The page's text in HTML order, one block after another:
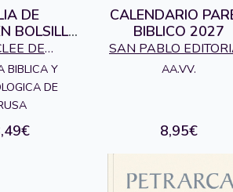
DE
BOLSILLO
0
DE
S.A.,
BIBLICA Y
DE
CALENDARIO
BIBLICO 2027
SAN PABLO
AA.VV.
8,95€